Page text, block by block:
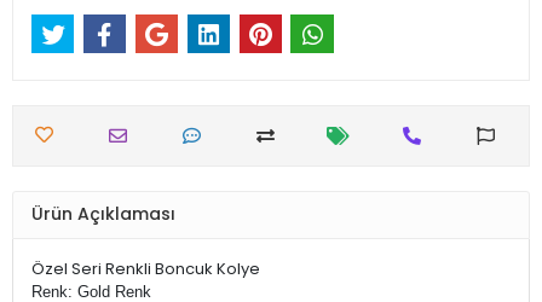
Ürün Açıklaması
Özel Seri Renkli Boncuk Kolye
Renk: Gold Renk